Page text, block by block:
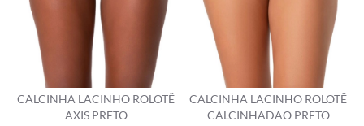
CALCINHA LACINHO ROLOTÊ
AXIS PRETO
CALCINHA LACINHO ROLOTÊ
CALCINHADÃO PRETO